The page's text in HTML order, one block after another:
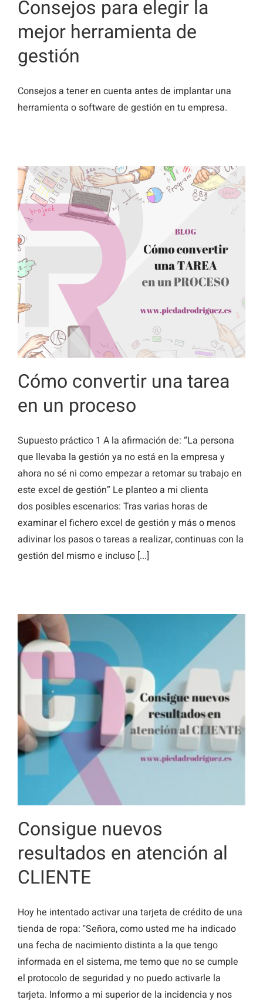
Consejos para elegir la
mejor herramienta de
gestión
Consejos a tener en cuenta antes de implantar una
herramienta o software de gestión en tu empresa.
Cómo convertir una tarea
en un proceso
Supuesto práctico 1 A la afirmación de: “La persona
que llevaba la gestión ya no está en la empresa y
ahora no sé ni como empezar a retomar su trabajo en
este excel de gestión” Le planteo a mi clienta
dos posibles escenarios: Tras varias horas de
examinar el fichero excel de gestión y más o menos
adivinar los pasos o tareas a realizar, continuas con la
gestión del mismo e incluso [...]
Consigue nuevos
resultados en atención al
CLIENTE
Hoy he intentado activar una tarjeta de crédito de una
tienda de ropa: "Señora, como usted me ha indicado
una fecha de nacimiento distinta a la que tengo
informada en el sistema, me temo que no se cumple
el protocolo de seguridad y no puedo activarle la
tarjeta. Informo a mi superior de la incidencia y nos